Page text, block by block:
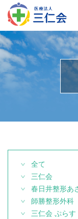
全て
三仁会
春日井整形あ
師勝整形外科
三仁会 ぷらす